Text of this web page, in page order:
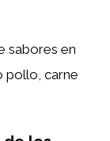
sabores en
pollo, carne